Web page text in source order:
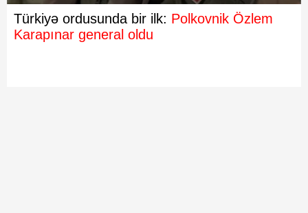
Türkiyə ordusunda bir ilk: Polkovnik Özlem
Karapınar general oldu